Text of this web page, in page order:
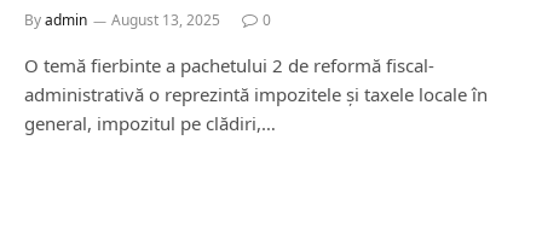
Byadmin August 13, 2025 0
O temă fierbinte a pachetului 2 de reformă fiscal-
administrativă o reprezintă impozitele și taxele locale în
general, impozitul pe clădiri,…